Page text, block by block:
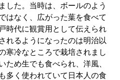
した。当時は、ボールのよう
はなく、広がった葉を食べて
時代に観賞用として伝えられ
れるようになったのは明治以
寒冷なところで栽培されまし
ため生でも食べられ、洋風、
多く使われていて日本人の食